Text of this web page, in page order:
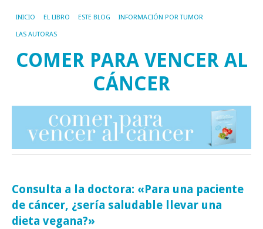
INICIO EL LIBRO ESTE BLOG INFORMACIÓN POR TUMOR
LAS AUTORAS
COMER PARA VENCER AL
CÁNCER
Consulta a la doctora: «Para una paciente
de cáncer, ¿sería saludable llevar una
dieta vegana?»